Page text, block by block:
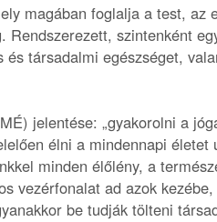
magában foglalja a test, az
Rendszerezett, szintenként
társadalmi egészséget,
jelentése: „gyakorolni a
élni a mindennapi életet
minden élőlény, a
vezérfonalat ad azok
be tudják tölteni